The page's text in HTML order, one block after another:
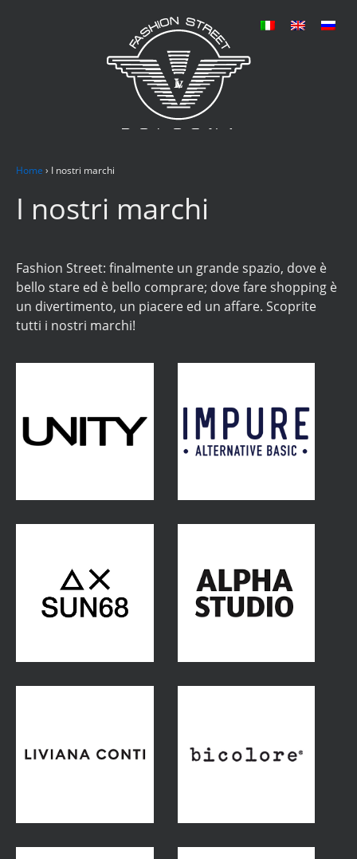
Home › I nostri marchi
I nostri marchi
Fashion Street: finalmente un grande spazio, dove è
bello stare ed è bello comprare; dove fare shopping è
un divertimento, un piacere ed un affare. Scoprite
tutti i nostri marchi!